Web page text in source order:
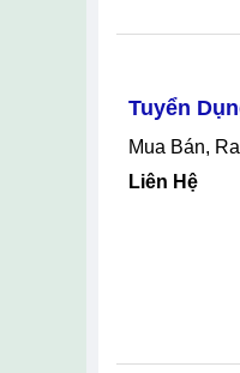
Spa Gội